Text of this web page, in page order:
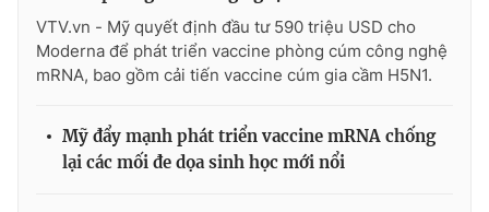
Email:
toasoan@vtv.vn
Liên hệ quảng cáo: 024-7300.7108
VTV.vn - Mỹ quyết định đầu tư 590 triệu USD cho
Moderna để phát triển vaccine phòng cúm công nghệ
mRNA, bao gồm cải tiến vaccine cúm gia cầm H5N1.
Mỹ đẩy mạnh phát triển vaccine mRNA chống
lại các mối đe dọa sinh học mới nổi